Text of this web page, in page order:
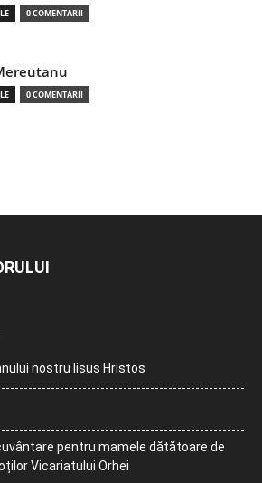
0 COMENTARII
0 COMENTARII
nostru Iisus Hristos
pentru mamele dătătoare de
Vicariatului Orhei